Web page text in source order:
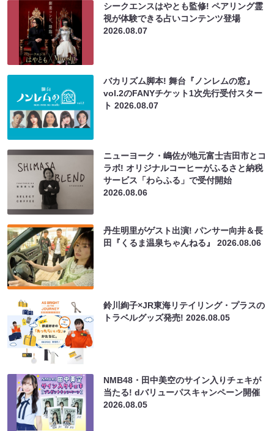
シークエンスはやとも監修! ペアリング霊
視が体験できる占いコンテンツ登場
2026.08.07
バカリズム脚本! 舞台『ノンレムの窓』
vol.2のFANYチケット1次先行受付スター
ト2026.08.07
ニューヨーク・嶋佐が地元富士吉田市とコ
ラボ! オリジナルコーヒーがふるさと納税
サービス「わらふる」で受付開始
2026.08.06
丹生明里がゲスト出演! パンサー向井＆長
田『くるま温泉ちゃんねる』2026.08.06
鈴川絢子×JR東海リテイリング・プラスの
トラベルグッズ発売!2026.08.05
NMB48・田中美空のサイン入りチェキが
当たる! dバリューパスキャンペーン開催
2026.08.05